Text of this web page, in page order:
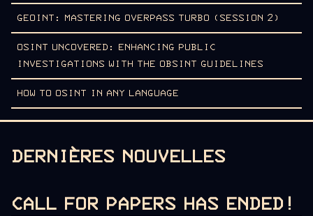
GEOINT: MASTERING OVERPASS TURBO (SESSION 2)
OSINT UNCOVERED: ENHANCING PUBLIC
INVESTIGATIONS WITH THE OBSINT GUIDELINES
HOW TO OSINT IN ANY LANGUAGE
DERNIÈRES NOUVELLES
CALL FOR PAPERS HAS ENDED!